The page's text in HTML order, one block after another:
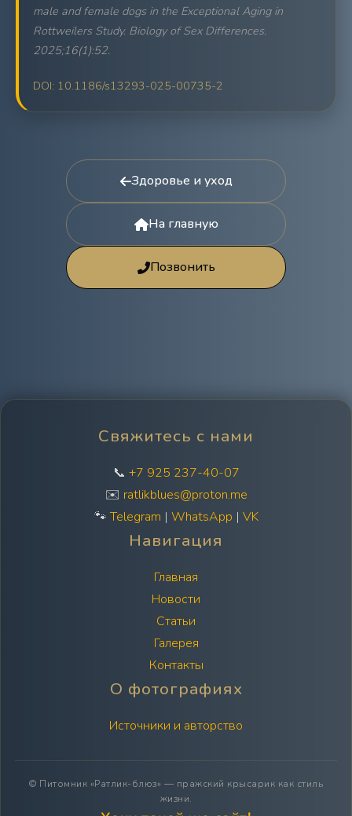
male and female dogs in the Exceptional Aging in
Rottweilers Study. Biology of Sex Differences.
2025;16(1):52.
DOI: 10.1186/s13293-025-00735-2
Здоровье и уход
На главную
Позвонить
Свяжитесь с нами
📞 +7 925 237-40-07
✉️ ratlikblues@proton.me
🐾Telegram | WhatsApp | VK
Навигация
Главная
Новости
Статьи
Галерея
Контакты
О фотографиях
Источники и авторство
© Питомник «Ратлик-блюз» — пражский крысарик как стиль
жизни.